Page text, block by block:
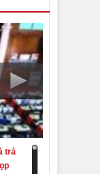
trả